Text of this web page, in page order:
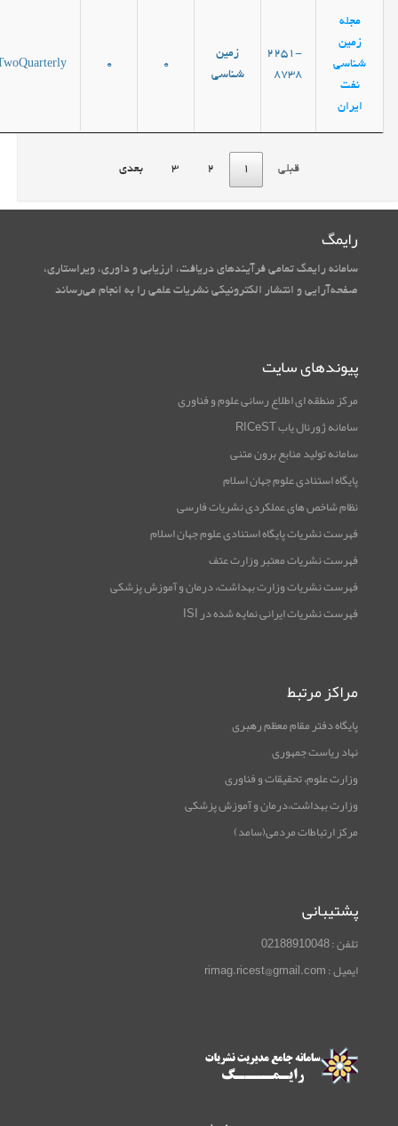
مجله
زمین
شناسی
نفت
ایران
2251-
8738
زمین
شناسی
0
0
TwoQuarterly
قبلی 1
2
3 بعدی
رایمگ
سامانه رایمگ تمامی فرآیندهای دریافت، ارزیابی و داوری، ویراستاری،
صفحه‌آرایی و انتشار الکترونیکی نشریات علمی را به انجام می‌رساند
پیوندهای سایت
مرکز منطقه ای اطلاع رسانی علوم و فناوری
سامانه ژورنال یاب RICeST
سامانه تولید منابع برون متنی
پایگاه استنادی علوم جهان اسلام
نظام شاخص های عملکردی نشریات فارسی
فهرست نشریات پایگاه استنادی علوم جهان اسلام
فهرست نشریات معتبر وزارت عتف
فهرست نشریات وزارت بهداشت، درمان و آموزش پزشکی
فهرست نشریات ایرانی نمایه شده در ISI
مراکز مرتبط
پایگاه دفتر مقام معظم رهبری
نهاد ریاست جمهوری
وزارت علوم، تحقیقات و فناوری
وزارت بهداشت،درمان و آموزش پزشکی
مرکز ارتباطات مردمی(سامد)
پشتیبانی
تلفن : 02188910048
ایمیل : rimag.ricest@gmail.com